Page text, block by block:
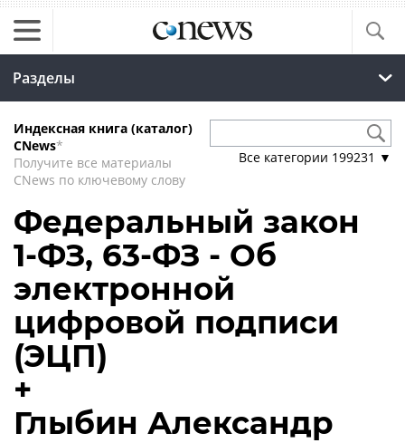
Разделы
Индексная книга (каталог)
CNews*
Получите все материалы
CNews по ключевому слову
Все категории 199231 ▼
Федеральный закон
1-ФЗ, 63-ФЗ - Об
электронной
цифровой подписи
(ЭЦП)
+
Глыбин Александр